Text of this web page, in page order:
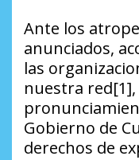
Ante los
anunciados,
las
nuestra
Gobierno de
derechos de